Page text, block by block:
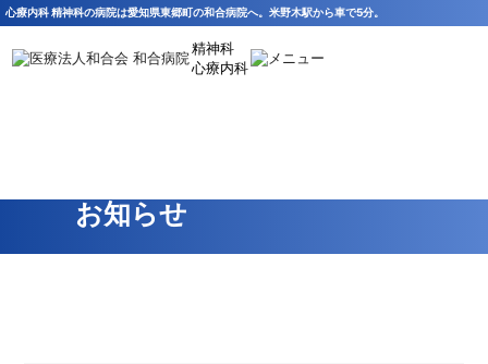
心療内科 精神科の病院は愛知県東郷町の和合病院へ。米野木駅から車で5分。
精神科
心療内科
お知らせ